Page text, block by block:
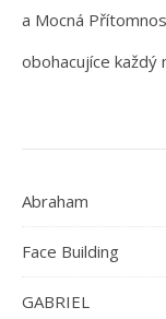
a Mocná
obohacujíce každý
Abraham
Face Building
GABRIEL